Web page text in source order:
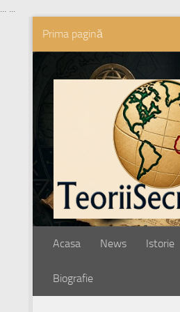
... ...
Skip to content
Prima pagină
Acasa News Istorie
Biografie